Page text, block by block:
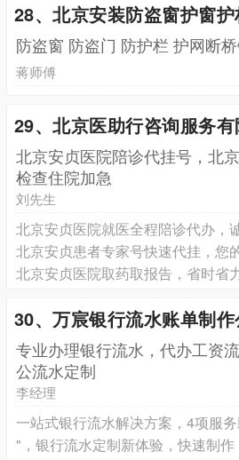
28、北京安装防盗窗护窗护
防盗窗 防盗门 防护栏 护网断
蒋师傅
29、北京医助行咨询服务有
北京安贞医院陪诊代挂号，北
检查住院加急
刘先生
北京安贞医院就医全程陪诊代办，
北京安贞患者专家号快速代挂，您
北京安贞医院取药取报告，省时省
30、万宸银行流水账单制作
专业办理银行流水，代办工资
公流水定制
李经理
一站式银行流水解决方案，4项服
"，银行流水定制新体验，快速制作